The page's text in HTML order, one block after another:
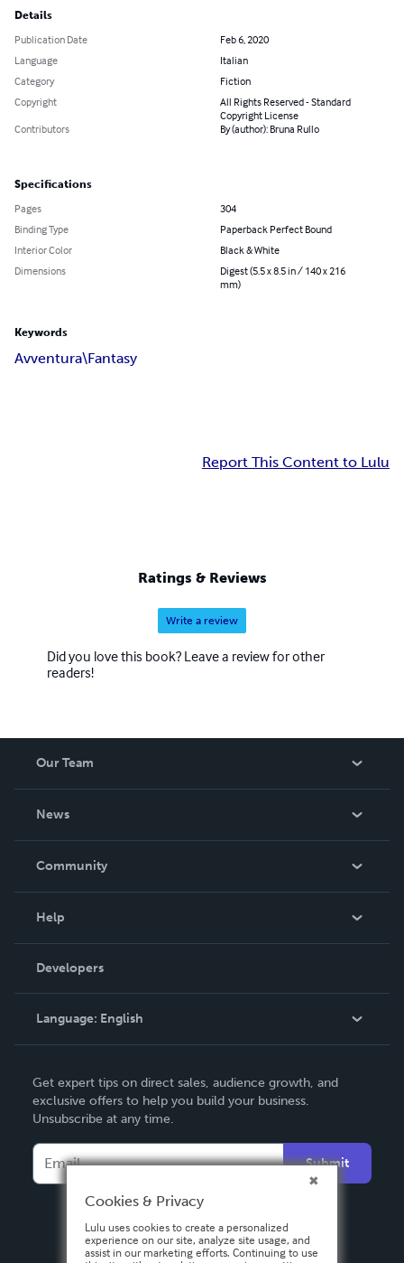
Details
Publication Date
Feb 6, 2020
Language
Italian
Category
Fiction
Copyright
All Rights Reserved - Standard
Copyright License
Contributors
By (author): Bruna Rullo
Specifications
Pages
304
Binding Type
Paperback Perfect Bound
Interior Color
Black & White
Dimensions
Digest (5.5 x 8.5 in / 140 x 216
mm)
Keywords
Avventura\Fantasy
Report This Content to Lulu
Ratings & Reviews
Write a review
Did you love this book? Leave a review for other
readers!
Our Team
News
In The News
Community
Podcast
Help
Order Lookup
Knowledge Base
Contact Support
Developers
Language: English
Deutsch
Français
Italiano
Español
Get expert tips on direct sales, audience growth, and
exclusive offers to help you build your business.
Unsubscribe at any time.
Submit
Cookies & Privacy
Lulu uses cookies to create a personalized
experience on our site, analyze site usage, and
assist in our marketing efforts. Continuing to use